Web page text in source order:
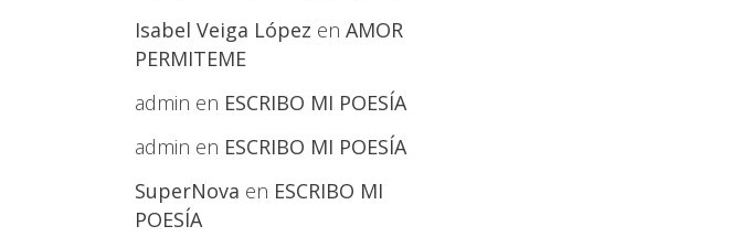
Isabel Veiga López en AMOR
PERMITEME
admin en ESCRIBO MI POESÍA
admin en ESCRIBO MI POESÍA
SuperNova en ESCRIBO MI
POESÍA